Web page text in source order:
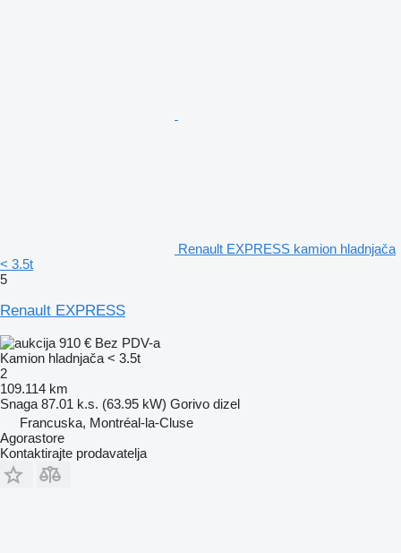
Renault EXPRESS kamion hladnjača
< 3.5t
5
Renault EXPRESS
910 € Bez PDV-a
Kamion hladnjača < 3.5t
2
109.114 km
Snaga 87.01 k.s. (63.95 kW) Gorivo dizel
Francuska, Montréal-la-Cluse
Agorastore
Kontaktirajte prodavatelja